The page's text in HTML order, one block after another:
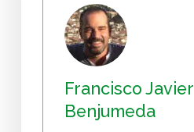
Francisco Javier
Benjumeda